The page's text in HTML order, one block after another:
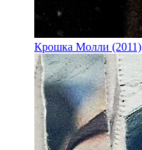
Крошка Молли (2011)